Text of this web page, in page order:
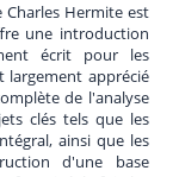
Hermite est
une introduction
écrit pour les
largement apprécié
de l'analyse
clés tels que les
ainsi que les
d'une base